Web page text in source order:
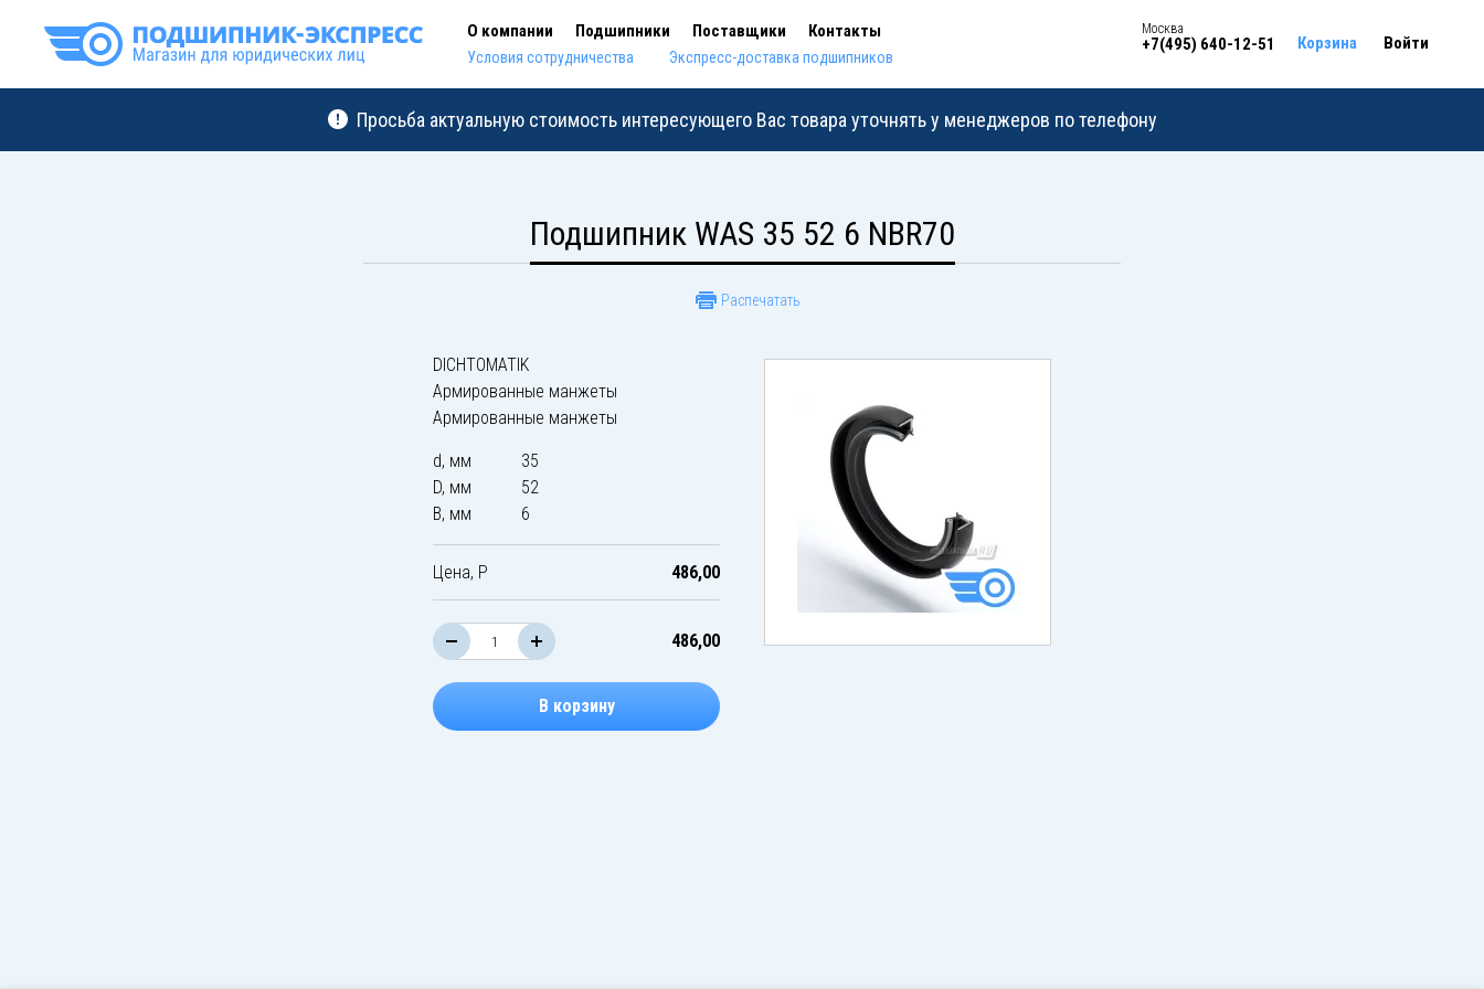
О компании Подшипники Поставщики Контакты
Условия сотрудничества Экспресс-доставка подшипников
Москва
+7(495) 640-12-51 Корзина Войти
Просьба актуальную стоимость интересующего Вас товара уточнять у менеджеров по телефону
Подшипник WAS 35 52 6 NBR70
Распечатать
DICHTOMATIK
Армированные манжеты
Армированные манжеты
d, мм
35
D, мм
52
B, мм
6
Цена, Р 486,00
486,00
В корзину